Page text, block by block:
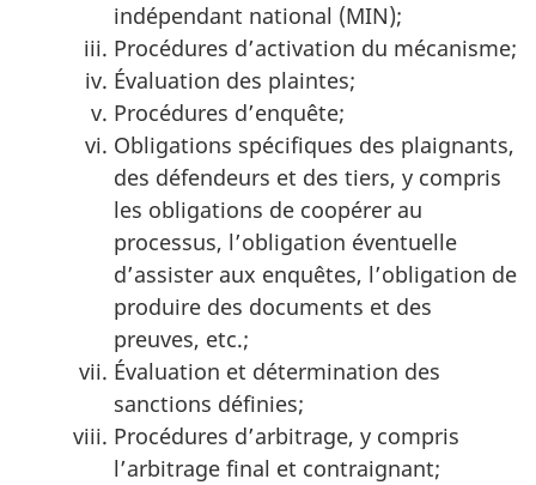
indépendant national (MIN);
Procédures d’activation du mécanisme;
Évaluation des plaintes;
Procédures d’enquête;
Obligations spécifiques des plaignants,
des défendeurs et des tiers, y compris
les obligations de coopérer au
processus, l’obligation éventuelle
d’assister aux enquêtes, l’obligation de
produire des documents et des
preuves, etc.;
Évaluation et détermination des
sanctions définies;
Procédures d’arbitrage, y compris
l’arbitrage final et contraignant;